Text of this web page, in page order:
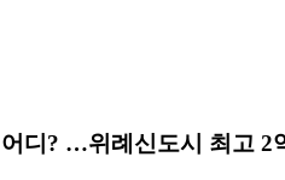
디? …위례신도시 최고 2